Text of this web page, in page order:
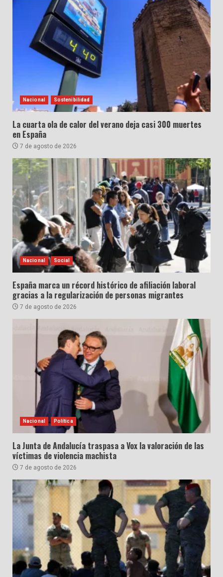
Nacional Sostenibilidad
La cuarta ola de calor del verano deja casi 300 muertes
en España
7 de agosto de 2026
Nacional Social
España marca un récord histórico de afiliación laboral
gracias a la regularización de personas migrantes
7 de agosto de 2026
Nacional Política
La Junta de Andalucía traspasa a Vox la valoración de las
víctimas de violencia machista
7 de agosto de 2026